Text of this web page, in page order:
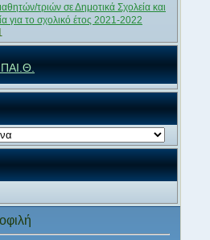
τριών σε Δημοτικά Σχολεία και
για το σχολικό έτος 2021-2022